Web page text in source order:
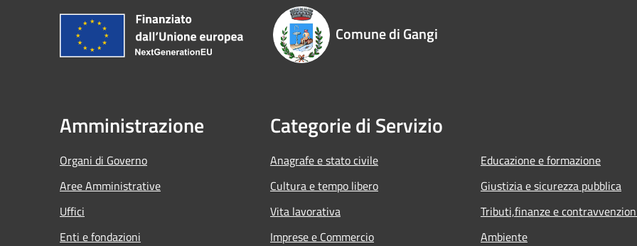
Comune di Gangi
Amministrazione
Organi di Governo
Aree Amministrative
Uffici
Enti e fondazioni
Categorie di Servizio
Anagrafe e stato civile
Cultura e tempo libero
Vita lavorativa
Imprese e Commercio
Educazione e formazione
Giustizia e sicurezza pubblica
Tributi,finanze e
Ambiente